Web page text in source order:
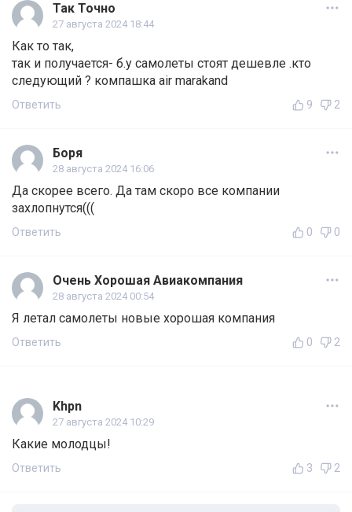
Так Точно
27 августа 2024 18:44
Как то так,
так и получается- б.у самолеты стоят дешевле .кто
следующий ? компашка air marakand
Ответить 9 2
Боря
28 августа 2024 16:06
Да скорее всего. Да там скоро все компании
захлопнутся(((
Ответить 0 0
Очень Хорошая Авиакомпания
28 августа 2024 00:54
Я летал самолеты новые хорошая компания
Ответить 0 2
Khpn
27 августа 2024 10:29
Какие молодцы!
Ответить 3 2